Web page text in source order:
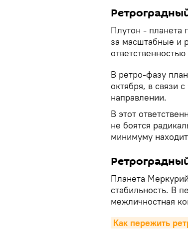
Плутон - планета
за масштабные и
В ретро-фазу
октября, в связи
направлении.
В этот
не боятся
минимуму
Планета
стабильность. В
межличностная
Как пережить